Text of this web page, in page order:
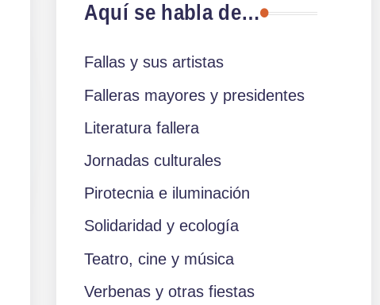
Aquí se habla de…
Fallas y sus artistas
Falleras mayores y presidentes
Literatura fallera
Jornadas culturales
Pirotecnia e iluminación
Solidaridad y ecología
Teatro, cine y música
Verbenas y otras fiestas